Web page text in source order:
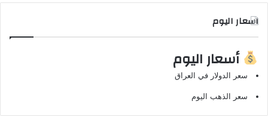
اسعار اليوم
أسعار اليوم
سعر الدولار في العراق
سعر الذهب اليوم